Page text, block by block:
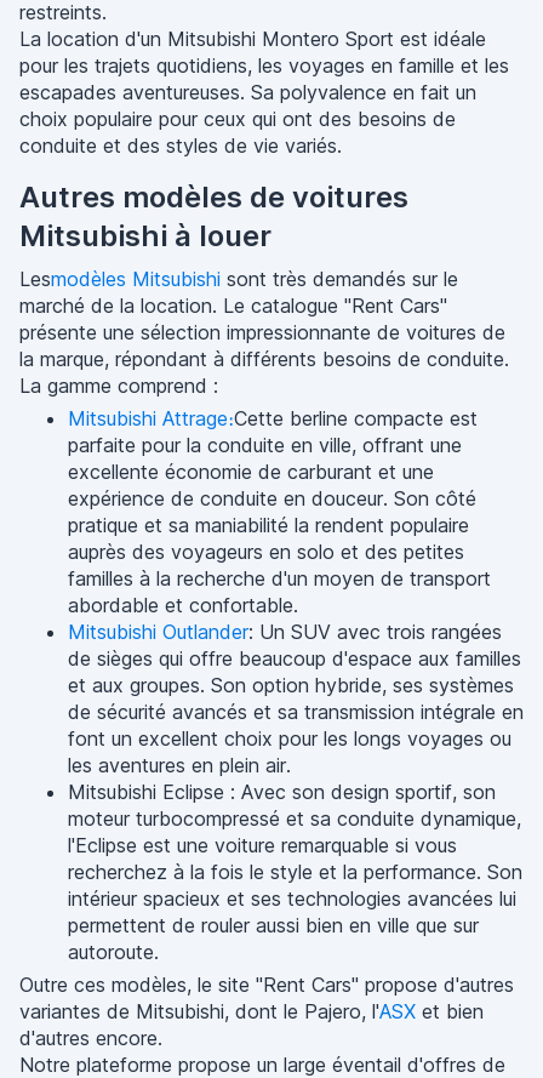
restreints.
La location d'un Mitsubishi Montero Sport est idéale
pour les trajets quotidiens, les voyages en famille et les
escapades aventureuses. Sa polyvalence en fait un
choix populaire pour ceux qui ont des besoins de
conduite et des styles de vie variés.
Autres modèles de voitures
Mitsubishi à louer
Lesmodèles Mitsubishi sont très demandés sur le
marché de la location. Le catalogue "Rent Cars"
présente une sélection impressionnante de voitures de
la marque, répondant à différents besoins de conduite.
La gamme comprend :
Mitsubishi Attrage։Cette berline compacte est
parfaite pour la conduite en ville, offrant une
excellente économie de carburant et une
expérience de conduite en douceur. Son côté
pratique et sa maniabilité la rendent populaire
auprès des voyageurs en solo et des petites
familles à la recherche d'un moyen de transport
abordable et confortable.
Mitsubishi Outlander: Un SUV avec trois rangées
de sièges qui offre beaucoup d'espace aux familles
et aux groupes. Son option hybride, ses systèmes
de sécurité avancés et sa transmission intégrale en
font un excellent choix pour les longs voyages ou
les aventures en plein air.
Mitsubishi Eclipse : Avec son design sportif, son
moteur turbocompressé et sa conduite dynamique,
l'Eclipse est une voiture remarquable si vous
recherchez à la fois le style et la performance. Son
intérieur spacieux et ses technologies avancées lui
permettent de rouler aussi bien en ville que sur
autoroute.
Outre ces modèles, le site "Rent Cars" propose d'autres
variantes de Mitsubishi, dont le Pajero, l'ASX et bien
d'autres encore.
Notre plateforme propose un large éventail d'offres de